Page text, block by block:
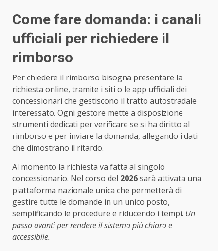
Come fare domanda: i canali
ufficiali per richiedere il
rimborso
Per chiedere il rimborso bisogna presentare la
richiesta online, tramite i siti o le app ufficiali dei
concessionari che gestiscono il tratto autostradale
interessato. Ogni gestore mette a disposizione
strumenti dedicati per verificare se si ha diritto al
rimborso e per inviare la domanda, allegando i dati
che dimostrano il ritardo.
Al momento la richiesta va fatta al singolo
concessionario. Nel corso del 2026sarà attivata una
piattaforma nazionale unica che permetterà di
gestire tutte le domande in un unico posto,
semplificando le procedure e riducendo i tempi. Un
passo avanti per rendere il sistema più chiaro e
accessibile.